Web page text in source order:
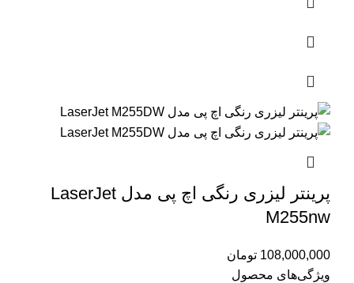
پرینتر لیزری رنگی اچ پی مدل LaserJet
M255nw
108,000,000 تومان
ویژگی‌های محصول